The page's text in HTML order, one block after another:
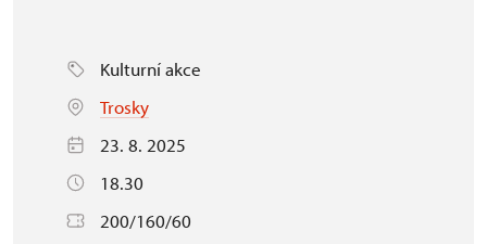
Kulturní akce
Trosky
23. 8. 2025
18.30
200/160/60